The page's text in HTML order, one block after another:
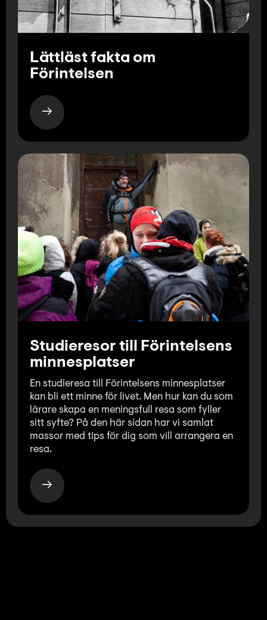
Lättläst fakta om
Förintelsen
Studieresor till Förintelsens
minnesplatser
En studieresa till Förintelsens minnesplatser
kan bli ett minne för livet. Men hur kan du som
lärare skapa en meningsfull resa som fyller
sitt syfte? På den här sidan har vi samlat
massor med tips för dig som vill arrangera en
resa.